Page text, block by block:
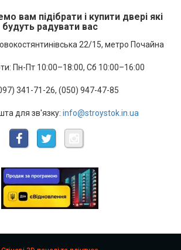
вам підібрати і купити двері які
будуть радувати вас
22/15, метро Почайна
Пн-Пт 10:00–18:00, Сб 10:00–16:00
341-71-26, (050) 947-47-85
для зв'язку: info@stroystok.in.ua